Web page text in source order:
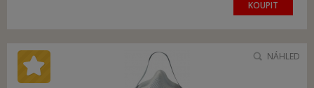
KOUPIT
NÁHLED